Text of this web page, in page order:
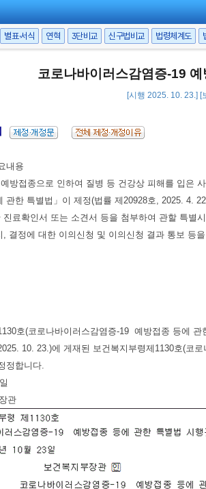
별표·서식 연혁 3단비교 신구법비교 법령체계도
코로나바이러스감염증-19
[시행 2025. 10. 23.]
내용
방접종으로 인하여 질병 등 건강상 피해를 입은
관한 특별법」이 제정(법률 제20928호, 2025. 4.
진료확인서 또는 소견서 등을 첨부하여 관할 특별
, 결정에 대한 이의신청 및 이의신청 결과 통보 등
호(코로나바이러스감염증-19 예방접종 등에
10. 23.)에 게재된 보건복지부령제1130호(코
정합니다.
관